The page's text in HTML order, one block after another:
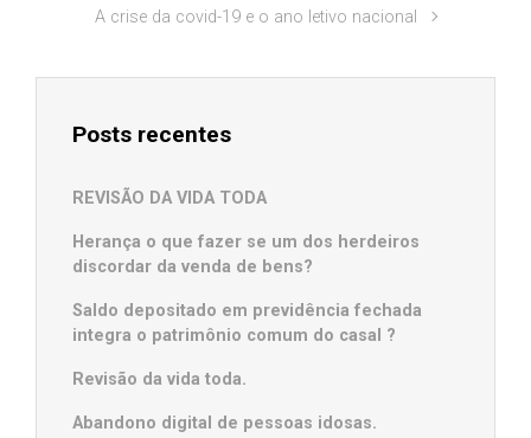
A crise da covid-19 e o ano letivo nacional
Posts recentes
REVISÃO DA VIDA TODA
Herança o que fazer se um dos herdeiros
discordar da venda de bens?
Saldo depositado em previdência fechada
integra o patrimônio comum do casal ?
Revisão da vida toda.
Abandono digital de pessoas idosas.